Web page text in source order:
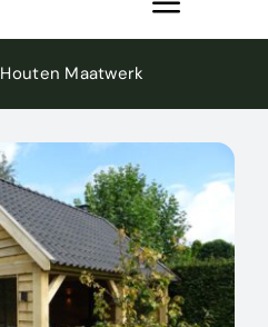
Toggle
Houten Maatwerk